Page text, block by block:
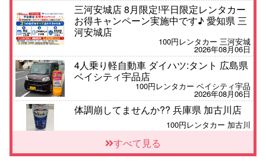
三河安城店 8月限定!平日限定レンタカー
お得キャンペーン実施中です♪ 愛知県 三
河安城店
100円レンタカー 三河安城
2026年08月06日
4人乗り軽自動車 ダイハツ:タント 広島県
ベイシティ宇品店
100円レンタカー ベイシティ宇品
2026年08月06日
体調崩してませんか?? 兵庫県 加古川店
100円レンタカー 加古川
【佐渡の夏はレンタカーで自由に!】 新潟
すべて見る